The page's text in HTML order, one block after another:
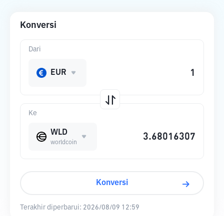
Konversi
Ke
WLD
worldcoin
Dari
EUR
Konversi
Terakhir diperbarui: 2026/08/09 12:59